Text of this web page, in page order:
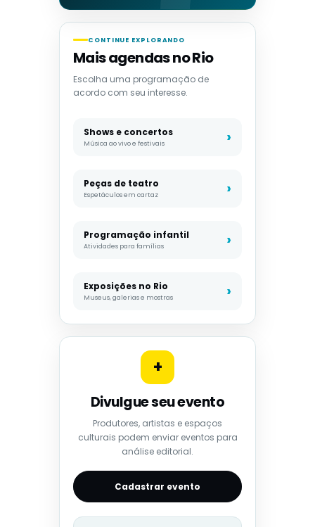
CONTINUE EXPLORANDO
Mais agendas no Rio
Escolha uma programação de
acordo com seu interesse.
Shows e concertos
Música ao vivo e festivais
Peças de teatro
Espetáculos em cartaz
Programação infantil
Atividades para famílias
Exposições no Rio
Museus, galerias e mostras
+
Divulgue seu evento
Produtores, artistas e espaços
culturais podem enviar eventos para
análise editorial.
Cadastrar evento